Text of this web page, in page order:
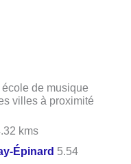
de musique
villes à proximité
kms
Épinard 5.54